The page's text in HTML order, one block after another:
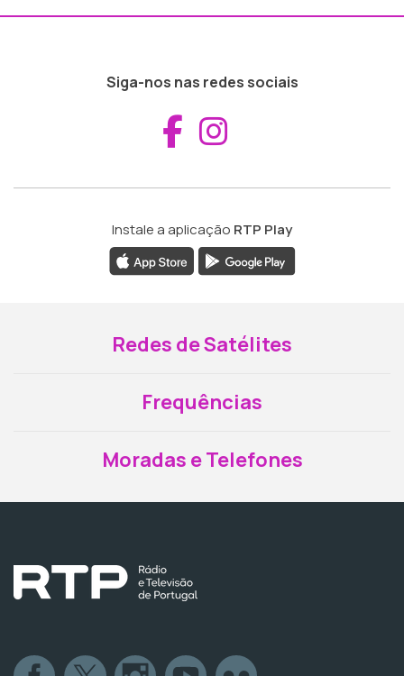
Siga-nos nas redes sociais
Aceder ao
Instale a aplicação RTP Play
Redes de Satélites
Frequências
Moradas e Telefones